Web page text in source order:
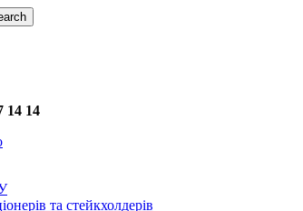
14 14
та стейкхолдерів